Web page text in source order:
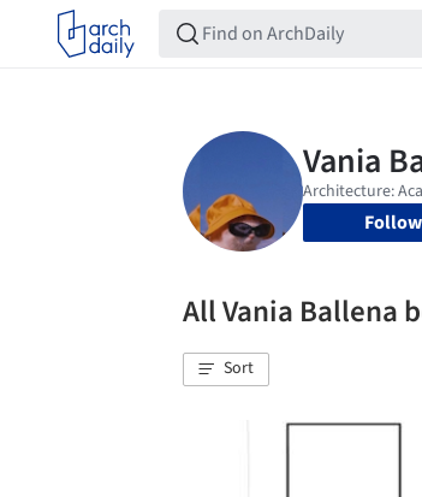
Follow
All Vania Ballena
Sort